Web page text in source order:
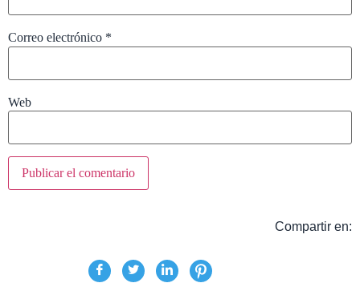
Correo electrónico *
Web
Compartir en: